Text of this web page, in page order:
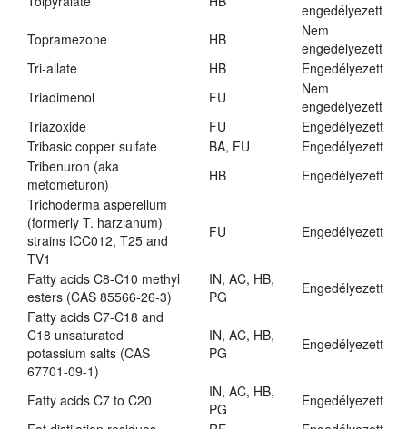
engedélyezett
Topramezone
HB
Nem
engedélyezett
Tri-allate
HB
Engedélyezett
Triadimenol
FU
Nem
engedélyezett
Triazoxide
FU
Engedélyezett
Tribasic copper sulfate
BA, FU
Engedélyezett
Tribenuron (aka
metometuron)
HB
Engedélyezett
Trichoderma asperellum
(formerly T. harzianum)
strains ICC012, T25 and
TV1
FU Engedélyezett
Fatty acids C8-C10 methyl
esters (CAS 85566-26-3)
IN, AC, HB,
PG
Engedélyezett
Fatty acids C7-C18 and
C18 unsaturated
potassium salts (CAS
67701-09-1)
IN, AC, HB,
PG
Engedélyezett
Fatty acids C7 to C20
IN, AC, HB,
PG
Engedélyezett